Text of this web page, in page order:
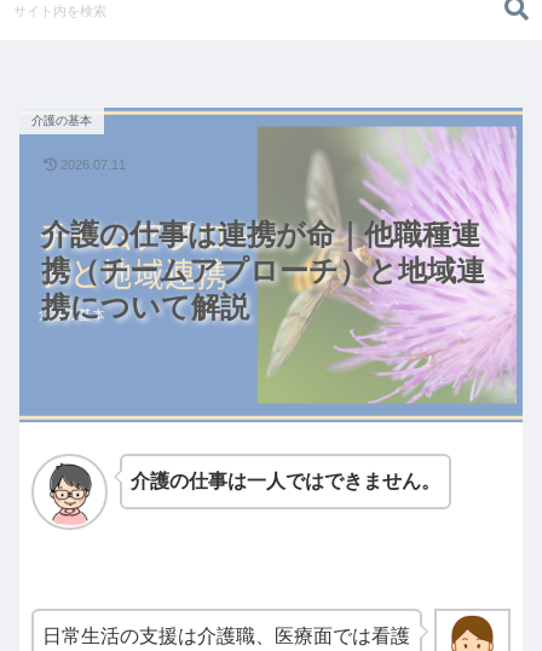
介護の仕事は連携が命｜他職種連
携（チームアプローチ）と地域連
携について解説
介護の基本
2026.07.11
介護の仕事は一人ではできません。
日常生活の支援は介護職、医療面では看護